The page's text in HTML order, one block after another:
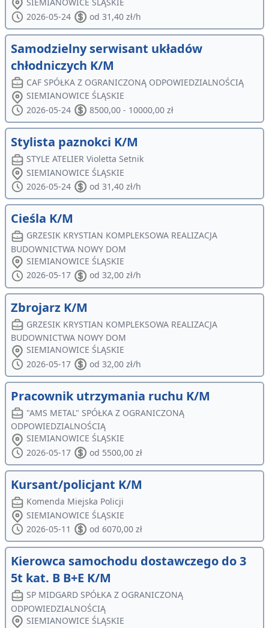
2026-05-24
od 31,40 zł/h
Samodzielny serwisant układów
chłodniczych K/M
CAF SPÓŁKA Z OGRANICZONĄ ODPOWIEDZIALNOŚCIĄ
SIEMIANOWICE ŚLĄSKIE
2026-05-24
8500,00 - 10000,00 zł
Stylista paznokci K/M
STYLE ATELIER Violetta Setnik
SIEMIANOWICE ŚLĄSKIE
2026-05-24
od 31,40 zł/h
Cieśla K/M
GRZESIK KRYSTIAN KOMPLEKSOWA REALIZACJA
BUDOWNICTWA NOWY DOM
SIEMIANOWICE ŚLĄSKIE
2026-05-17
od 32,00 zł/h
Zbrojarz K/M
GRZESIK KRYSTIAN KOMPLEKSOWA REALIZACJA
BUDOWNICTWA NOWY DOM
SIEMIANOWICE ŚLĄSKIE
2026-05-17
od 32,00 zł/h
Pracownik utrzymania ruchu K/M
"AMS METAL" SPÓŁKA Z OGRANICZONĄ
ODPOWIEDZIALNOŚCIĄ
SIEMIANOWICE ŚLĄSKIE
2026-05-17
od 5500,00 zł
Kursant/policjant K/M
Komenda Miejska Policji
SIEMIANOWICE ŚLĄSKIE
2026-05-11
od 6070,00 zł
Kierowca samochodu dostawczego do 3
5t kat. B B+E K/M
SP MIDGARD SPÓŁKA Z OGRANICZONĄ
ODPOWIEDZIALNOŚCIĄ
SIEMIANOWICE ŚLĄSKIE